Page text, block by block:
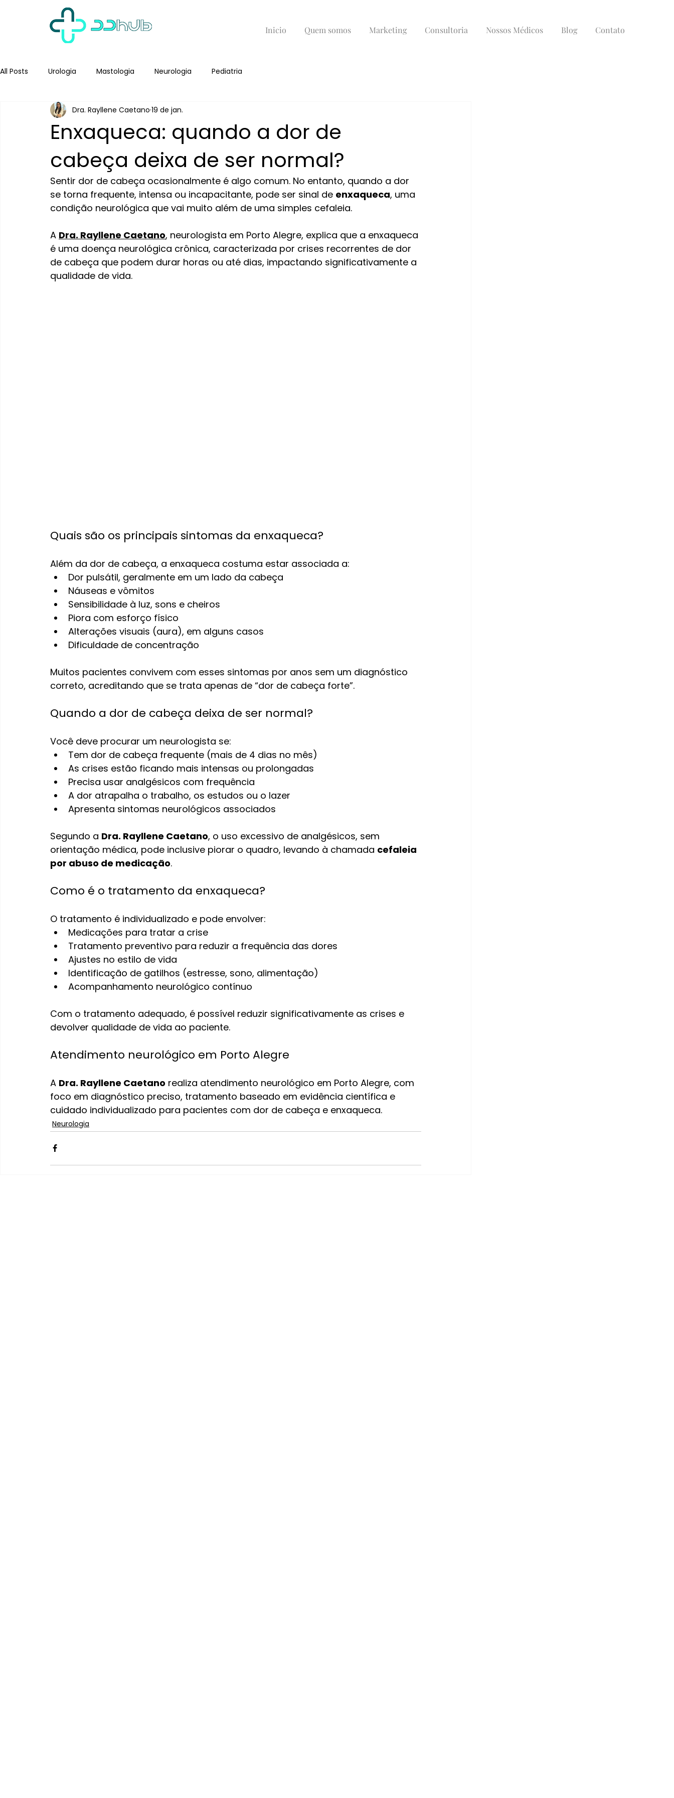
Inicio Quem somos Marketing Consultoria Nossos Médicos Blog Contato
All Posts Urologia Mastologia Neurologia Pediatria
Enxaqueca: quando a dor de
cabeça deixa de ser normal?
Dra. Rayllene Caetano 19 de jan.
Sentir dor de cabeça ocasionalmente é algo comum. No entanto, quando a dor
se torna frequente, intensa ou incapacitante, pode ser sinal de enxaqueca, uma
condição neurológica que vai muito além de uma simples cefaleia.
A Dra. Rayllene Caetano, neurologista em Porto Alegre, explica que a enxaqueca
é uma doença neurológica crônica, caracterizada por crises recorrentes de dor
de cabeça que podem durar horas ou até dias, impactando significativamente a
qualidade de vida.
Quais são os principais sintomas da enxaqueca?
Além da dor de cabeça, a enxaqueca costuma estar associada a:
Dor pulsátil, geralmente em um lado da cabeça
Náuseas e vômitos
Sensibilidade à luz, sons e cheiros
Piora com esforço físico
Alterações visuais (aura), em alguns casos
Dificuldade de concentração
Muitos pacientes convivem com esses sintomas por anos sem um diagnóstico
correto, acreditando que se trata apenas de “dor de cabeça forte”.
Quando a dor de cabeça deixa de ser normal?
Você deve procurar um neurologista se:
Tem dor de cabeça frequente (mais de 4 dias no mês)
As crises estão ficando mais intensas ou prolongadas
Precisa usar analgésicos com frequência
A dor atrapalha o trabalho, os estudos ou o lazer
Apresenta sintomas neurológicos associados
Segundo a Dra. Rayllene Caetano, o uso excessivo de analgésicos, sem
orientação médica, pode inclusive piorar o quadro, levando à chamada cefaleia
por abuso de medicação.
Como é o tratamento da enxaqueca?
O tratamento é individualizado e pode envolver:
Medicações para tratar a crise
Tratamento preventivo para reduzir a frequência das dores
Ajustes no estilo de vida
Identificação de gatilhos (estresse, sono, alimentação)
Acompanhamento neurológico contínuo
Com o tratamento adequado, é possível reduzir significativamente as crises e
devolver qualidade de vida ao paciente.
Atendimento neurológico em Porto Alegre
A Dra. Rayllene Caetano realiza atendimento neurológico em Porto Alegre, com
foco em diagnóstico preciso, tratamento baseado em evidência científica e
cuidado individualizado para pacientes com dor de cabeça e enxaqueca.
Neurologia